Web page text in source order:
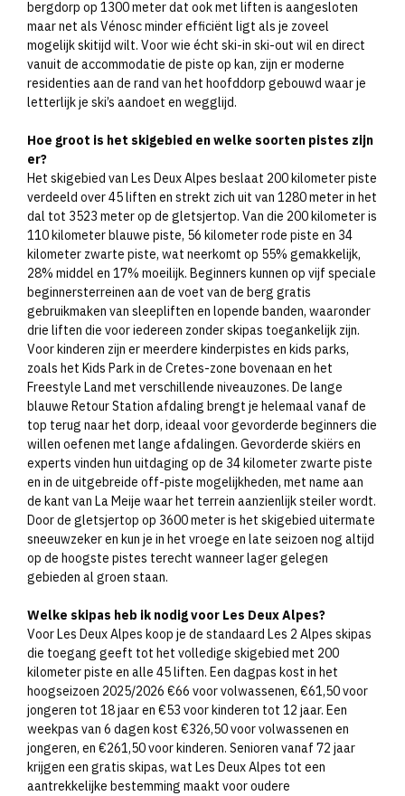
bergdorp op 1300 meter dat ook met liften is aangesloten
maar net als Vénosc minder efficiënt ligt als je zoveel
mogelijk skitijd wilt. Voor wie écht ski-in ski-out wil en direct
vanuit de accommodatie de piste op kan, zijn er moderne
residenties aan de rand van het hoofddorp gebouwd waar je
letterlijk je ski’s aandoet en wegglijd.
Hoe groot is het skigebied en welke soorten pistes zijn
er?
Het skigebied van Les Deux Alpes beslaat 200 kilometer piste
verdeeld over 45 liften en strekt zich uit van 1280 meter in het
dal tot 3523 meter op de gletsjertop. Van die 200 kilometer is
110 kilometer blauwe piste, 56 kilometer rode piste en 34
kilometer zwarte piste, wat neerkomt op 55% gemakkelijk,
28% middel en 17% moeilijk. Beginners kunnen op vijf speciale
beginnersterreinen aan de voet van de berg gratis
gebruikmaken van sleepliften en lopende banden, waaronder
drie liften die voor iedereen zonder skipas toegankelijk zijn.
Voor kinderen zijn er meerdere kinderpistes en kids parks,
zoals het Kids Park in de Cretes-zone bovenaan en het
Freestyle Land met verschillende niveauzones. De lange
blauwe Retour Station afdaling brengt je helemaal vanaf de
top terug naar het dorp, ideaal voor gevorderde beginners die
willen oefenen met lange afdalingen. Gevorderde skiërs en
experts vinden hun uitdaging op de 34 kilometer zwarte piste
en in de uitgebreide off-piste mogelijkheden, met name aan
de kant van La Meije waar het terrein aanzienlijk steiler wordt.
Door de gletsjertop op 3600 meter is het skigebied uitermate
sneeuwzeker en kun je in het vroege en late seizoen nog altijd
op de hoogste pistes terecht wanneer lager gelegen
gebieden al groen staan.​
Welke skipas heb ik nodig voor Les Deux Alpes?
Voor Les Deux Alpes koop je de standaard Les 2 Alpes skipas
die toegang geeft tot het volledige skigebied met 200
kilometer piste en alle 45 liften. Een dagpas kost in het
hoogseizoen 2025/2026 €66 voor volwassenen, €61,50 voor
jongeren tot 18 jaar en €53 voor kinderen tot 12 jaar. Een
weekpas van 6 dagen kost €326,50 voor volwassenen en
jongeren, en €261,50 voor kinderen. Senioren vanaf 72 jaar
krijgen een gratis skipas, wat Les Deux Alpes tot een
aantrekkelijke bestemming maakt voor oudere